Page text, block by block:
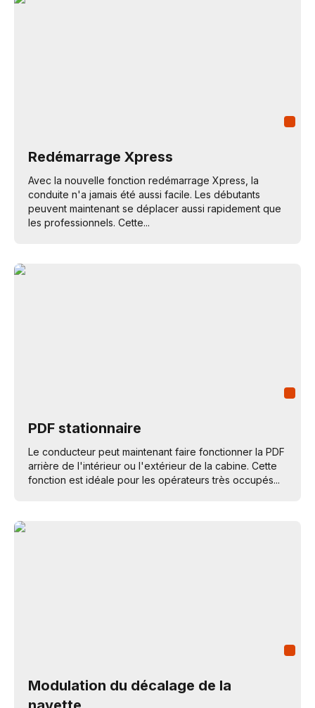
Redémarrage Xpress
Avec la nouvelle fonction redémarrage Xpress, la
conduite n'a jamais été aussi facile. Les débutants
peuvent maintenant se déplacer aussi rapidement que
les professionnels. Cette...
PDF stationnaire
Le conducteur peut maintenant faire fonctionner la PDF
arrière de l'intérieur ou l'extérieur de la cabine. Cette
fonction est idéale pour les opérateurs très occupés...
Modulation du décalage de la